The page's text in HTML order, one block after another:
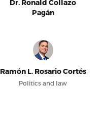
Dr. Ronald Collazo
Pagán
Ramón L. Rosario Cortés
Politics and law